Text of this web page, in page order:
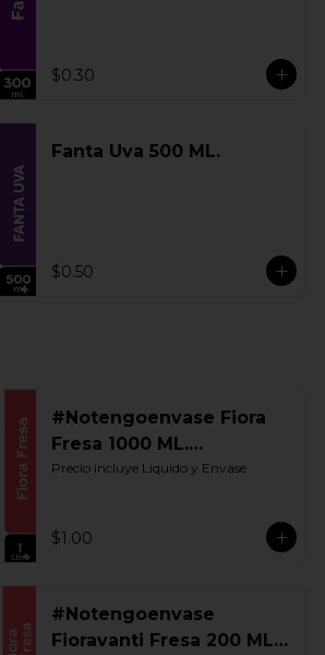
$0.30
Fanta Uva 500 ML.
$0.50
#Notengoenvase Fiora
Fresa 1000 ML.
Retornable
Precio incluye Liquido y Envase
$1.00
#Notengoenvase
Fioravanti Fresa 200 ML.